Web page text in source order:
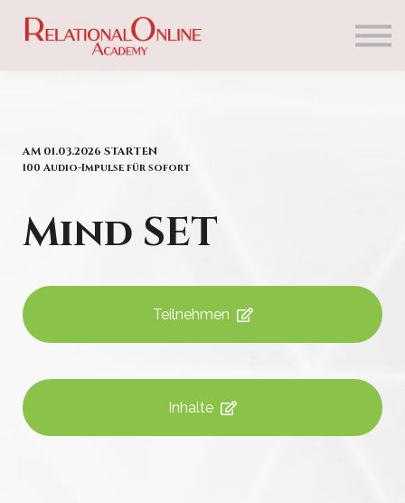
Kontakt
AM 01.03.2026 STARTEN
100 Audio-Impulse für sofort
Mind SET
Teilnehmen
Inhalte